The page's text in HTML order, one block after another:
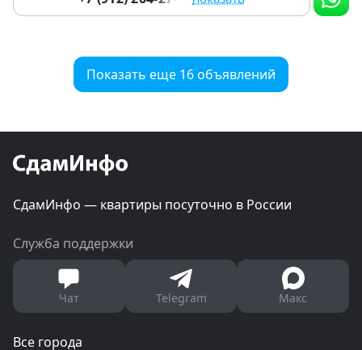
Показать еще 16 объявлений
СдамИнфо — квартиры посуточно в России
Служба поддержки
Чат Telegram Макс
Все города